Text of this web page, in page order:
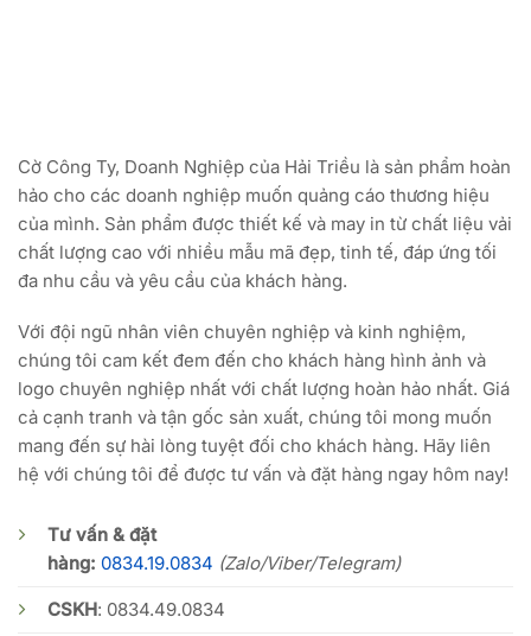
Cờ Công Ty, Doanh Nghiệp của Hải Triều là sản phẩm hoàn
hảo cho các doanh nghiệp muốn quảng cáo thương hiệu
của mình. Sản phẩm được thiết kế và may in từ chất liệu vải
chất lượng cao với nhiều mẫu mã đẹp, tinh tế, đáp ứng tối
đa nhu cầu và yêu cầu của khách hàng.
Với đội ngũ nhân viên chuyên nghiệp và kinh nghiệm,
chúng tôi cam kết đem đến cho khách hàng hình ảnh và
logo chuyên nghiệp nhất với chất lượng hoàn hảo nhất. Giá
cả cạnh tranh và tận gốc sản xuất, chúng tôi mong muốn
mang đến sự hài lòng tuyệt đối cho khách hàng. Hãy liên
hệ với chúng tôi để được tư vấn và đặt hàng ngay hôm nay!
Tư vấn & đặt
hàng: 0834.19.0834 (Zalo/Viber/Telegram)
CSKH: 0834.49.0834